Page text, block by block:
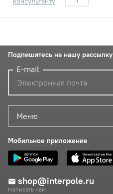
Меню
Мобильное приложение
shop@interpole.ru
Написать нам
Подпишитесь на нашу рассылку
E-mail